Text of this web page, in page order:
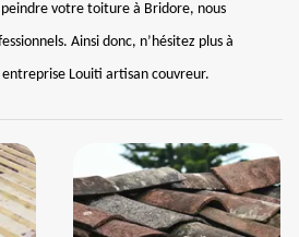
votre toiture à Bridore, nous
Ainsi donc, n’hésitez plus à
Louiti artisan couvreur.